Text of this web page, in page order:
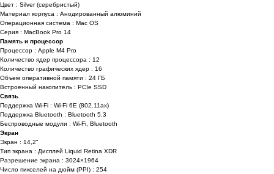
Цвет : Silver (серебристый)
Материал корпуса : Анодированный алюминий
Операционная система : Mac OS
Серия : MacBook Pro 14
Память и процессор
Процессор : Apple M4 Pro
Количество ядер процессора : 12
Количество графических ядер : 16
Объем оперативной памяти : 24 ГБ
Встроенный накопитель : PCIe SSD
Связь
Поддержка Wi-Fi : Wi-Fi 6E (802.11ax)
Поддержка Bluetooth : Bluetooth 5.3
Беспроводные модули : Wi-Fi, Bluetooth
Экран
Экран : 14,2"
Тип экрана : Дисплей Liquid Retina XDR
Разрешение экрана : 3024×1964
Число пикселей на дюйм (PPI) : 254